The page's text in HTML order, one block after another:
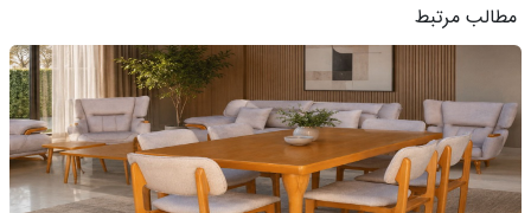
مطالب مرتبط